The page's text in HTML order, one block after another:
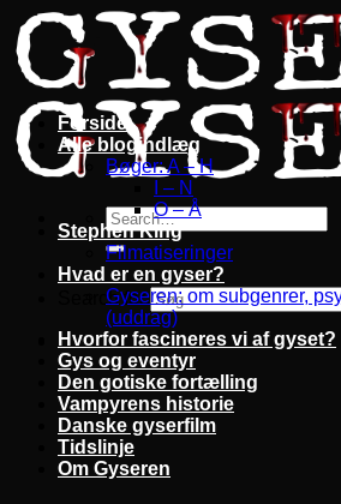
Fortsæt
til
indhold
Search for:
Forside
Alle blogindlæg
Bøger: A – H
I – N
O – Å
Stephen King
Filmatiseringer
Hvad er en gyser?
Gyseren: om subgenrer,
(uddrag)
Hvorfor fascineres vi af gyset?
Gys og eventyr
Den gotiske fortælling
Vampyrens historie
Danske gyserfilm
Tidslinje
Om Gyseren